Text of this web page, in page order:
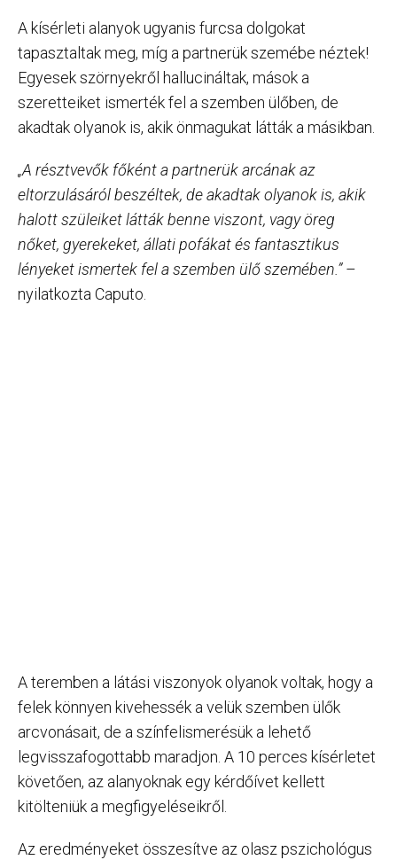
A kísérleti alanyok ugyanis furcsa dolgokat
tapasztaltak meg, míg a partnerük szemébe néztek!
Egyesek szörnyekről hallucináltak, mások a
szeretteiket ismerték fel a szemben ülőben, de
akadtak olyanok is, akik önmagukat látták a másikban.
„A résztvevők főként a partnerük arcának az
eltorzulásáról beszéltek, de akadtak olyanok is, akik
halott szüleiket látták benne viszont, vagy öreg
nőket, gyerekeket, állati pofákat és fantasztikus
lényeket ismertek fel a szemben ülő szemében.”–
nyilatkozta Caputo.
A teremben a látási viszonyok olyanok voltak, hogy a
felek könnyen kivehessék a velük szemben ülők
arcvonásait, de a színfelismerésük a lehető
legvisszafogottabb maradjon. A 10 perces kísérletet
követően, az alanyoknak egy kérdőívet kellett
kitölteniük a megfigyeléseikről.
Az eredményeket összesítve az olasz pszichológus